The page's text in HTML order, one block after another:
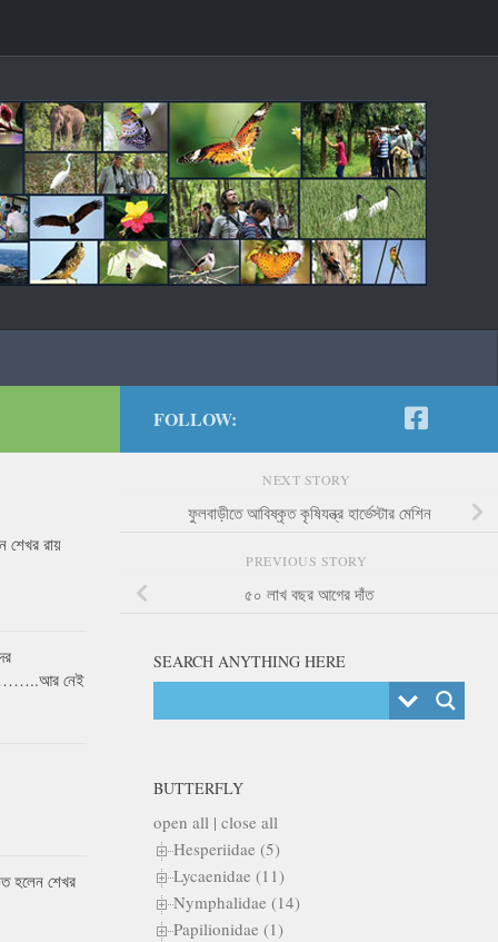
FOLLOW:
NEXT STORY
ফুলবাড়ীতে আবিষ্কৃত কৃষিযন্ত্র হার্ভেস্টার মেশিন
PREVIOUS STORY
৫০ লাখ বছর আগের দাঁত
SEARCH ANYTHING HERE
BUTTERFLY
open all | close all
Hesperiidae (5)
Lycaenidae (11)
Nymphalidae (14)
Papilionidae (1)
রায়
নেই
হলেন শেখর